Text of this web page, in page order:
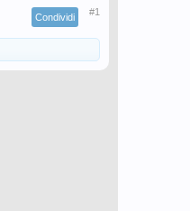
Condividi #1